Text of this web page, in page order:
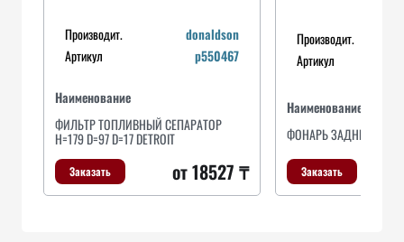
Производит.
donaldson
Артикул
p550467
Наименование
ФИЛЬТР ТОПЛИВНЫЙ СЕПАРАТОР
H=179 D=97 D=17 DETROIT
Заказать от 18527 ₸
Производит.
Артикул
Наименование
ФОНАРЬ ЗАДНИЙ
Заказать